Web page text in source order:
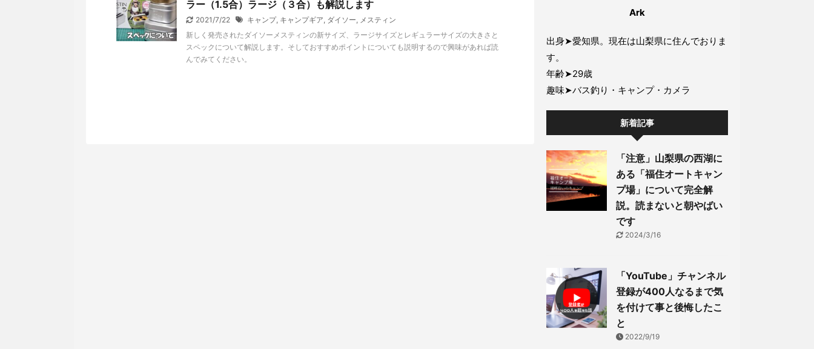
ラー（1.5合）ラージ（３合）も解説します
2021/7/22 キャンプ, キャンプギア, ダイソー, メスティン
新しく発売されたダイソーメスティンの新サイズ、ラージサイズとレギュラーサイズの大きさと
スペックについて解説します。そしておすすめポイントについても説明するので興味があれば読
んでみてください。
Ark
出身➤愛知県。現在は山梨県に住んでおりま
す。
年齢➤29歳
趣味➤バス釣り・キャンプ・カメラ
新着記事
「注意」山梨県の西湖に
ある「福住オートキャン
プ場」について完全解
説。読まないと朝やばい
です
2024/3/16
「YouTube」チャンネル
登録が400人なるまで気
を付けて事と後悔したこ
と
2022/9/19